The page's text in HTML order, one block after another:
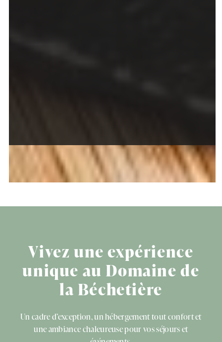
Vivez une expérience
unique au Domaine de
la Béchetière
Un cadre d’exception, un hébergement tout confort et
une ambiance chaleureuse pour vos séjours et